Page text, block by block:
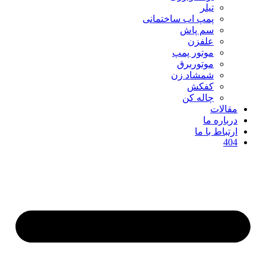
تیلر
پمپ اب ساختمانی
سم پاش
علفزن
موتور پمپ
موتوربرق
شمشاد زن
کفکش
چاله کن
مقالات
درباره ما
ارتباط با ما
404